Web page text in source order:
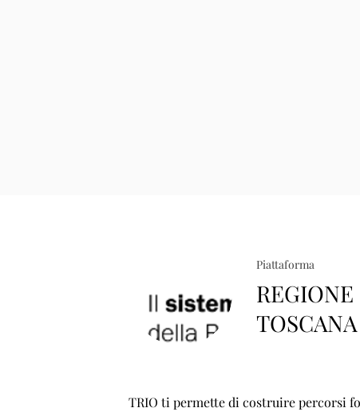
Piattaforma
REGIONE
TOSCANA
TRIO ti permette di costruire percorsi